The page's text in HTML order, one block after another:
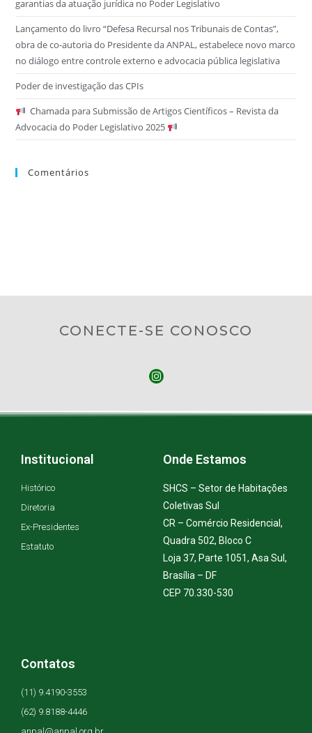
garantias da atuação jurídica no Poder Legislativo
Lançamento do livro “Defesa Recursal nos Tribunais de Contas”,
obra de co-autoria do Presidente da ANPAL, estabelece novo marco
no diálogo entre controle externo e advocacia pública legislativa
Poder de investigação das CPIs
Chamada para Submissão de Artigos Científicos – Revista da
Advocacia do Poder Legislativo 2025
Comentários
CONECTE-SE CONOSCO
Institucional
Histórico
Diretoria
Ex-Presidentes
Estatuto
Onde Estamos
SHCS – Setor de Habitações
Coletivas Sul
CR – Comércio Residencial,
Quadra 502, Bloco C
Loja 37, Parte 1051, Asa Sul,
Brasília – DF
CEP 70.330-530
Contatos
(11) 9.4190-3553
(62) 9.8188-4446